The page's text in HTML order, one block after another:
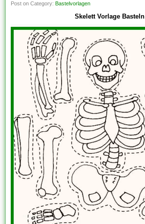
Post on Category:Bastelvorlagen
Skelett Vorlage Basteln